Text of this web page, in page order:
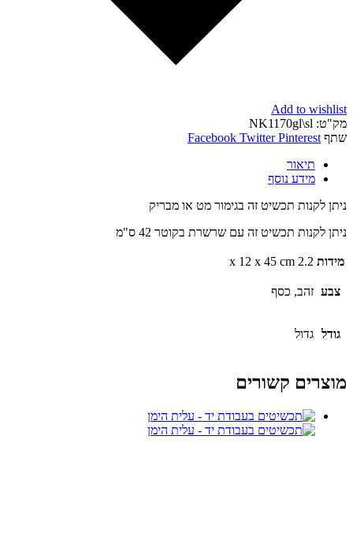
Add to wishlist
מק"ט: NK1170gl\sl
שתף
Facebook TwitterPinterest
תיאור
מידע נוסף
ניתן לקנות תכשיט זה בגימור מט או מבריק
ניתן לקנות תכשיט זה עם שרשרת בקוטר 42 ס"מ
מידות 2.2 x 12 x 45 cm
צבע זהב, כסף
גודל גדול
מוצרים קשורים